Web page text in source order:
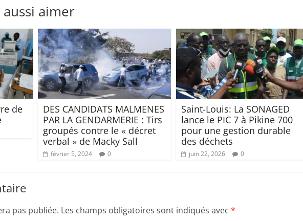
aimer
de
DES CANDIDATS MALMENES
PAR LA GENDARMERIE : Tirs
groupés contre le « décret
verbal » de Macky Sall
février 5, 2024 0
Saint-Louis: La SONAGED
lance le PIC 7 à Pikine 700
pour une gestion durable
des déchets
juin 22, 2026 0
pas publiée. Les champs obligatoires sont indiqués avec *